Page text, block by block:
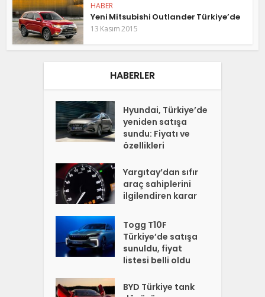
HABER
Yeni Mitsubishi Outlander Türkiye’de
13 Kasım 2015
HABERLER
Hyundai, Türkiye’de
yeniden satışa
sundu: Fiyatı ve
özellikleri
Yargıtay’dan sıfır
araç sahiplerini
ilgilendiren karar
Togg T10F
Türkiye’de satışa
sunuldu, fiyat
listesi belli oldu
BYD Türkiye tank